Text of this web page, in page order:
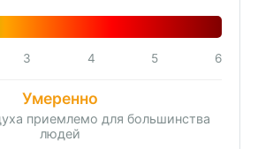
3 4 5 6
Умеренно
приемлемо для большинства
людей